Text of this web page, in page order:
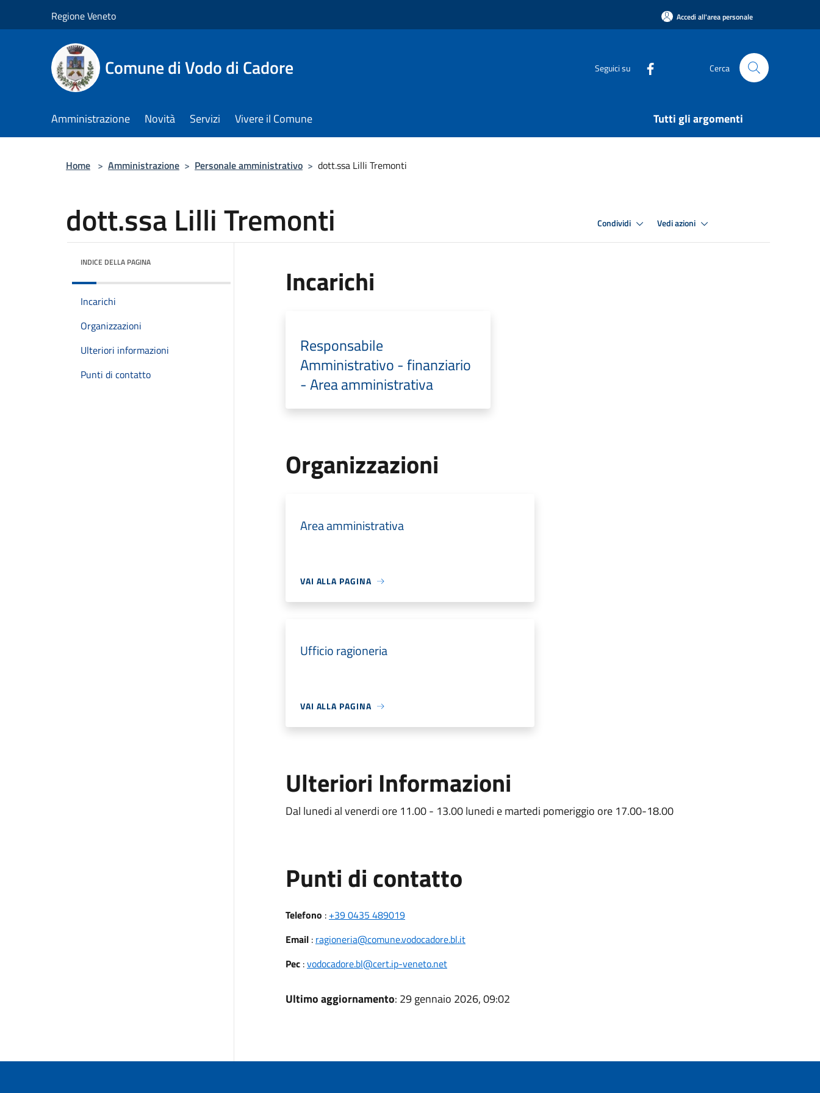
Regione Veneto Accedi all'area personale
Comune di Vodo di Cadore Seguici su Cerca
Amministrazione Novità Servizi Vivere il Comune Tutti gli argomenti
Home > Amministrazione > Personale amministrativo > dott.ssa Lilli Tremonti
dott.ssa Lilli Tremonti Condividi Vedi azioni
INDICE DELLA PAGINA
Incarichi
Organizzazioni
Ulteriori informazioni
Punti di contatto
Incarichi
Responsabile
Amministrativo - finanziario
- Area amministrativa
Organizzazioni
Area amministrativa
VAI ALLA PAGINA
Ufficio ragioneria
VAI ALLA PAGINA
Ulteriori Informazioni
Dal lunedi al venerdi ore 11.00 - 13.00 lunedi e martedi pomeriggio ore 17.00-18.00
Punti di contatto
Telefono : +39 0435 489019
Email: ragioneria@comune.vodocadore.bl.it
Pec:vodocadore.bl@cert.ip-veneto.net
Ultimo aggiornamento: 29 gennaio 2026, 09:02